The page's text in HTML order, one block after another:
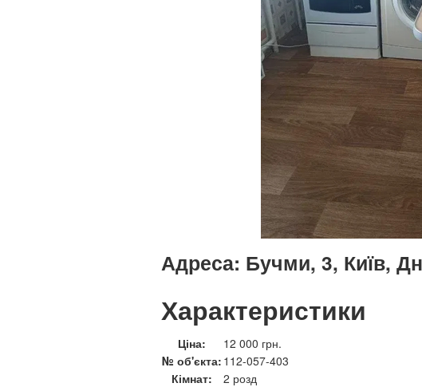
Адреса: Бучми, 3, Київ,
Характеристики
Ціна:
12 000 грн.
№ об'єкта: 112-057-403
Кімнат:
2 розд